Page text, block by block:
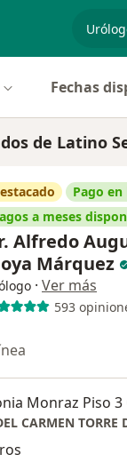
Fechas
de Latino
Pago en
a meses
Alfredo
Márquez
· Ver más
593